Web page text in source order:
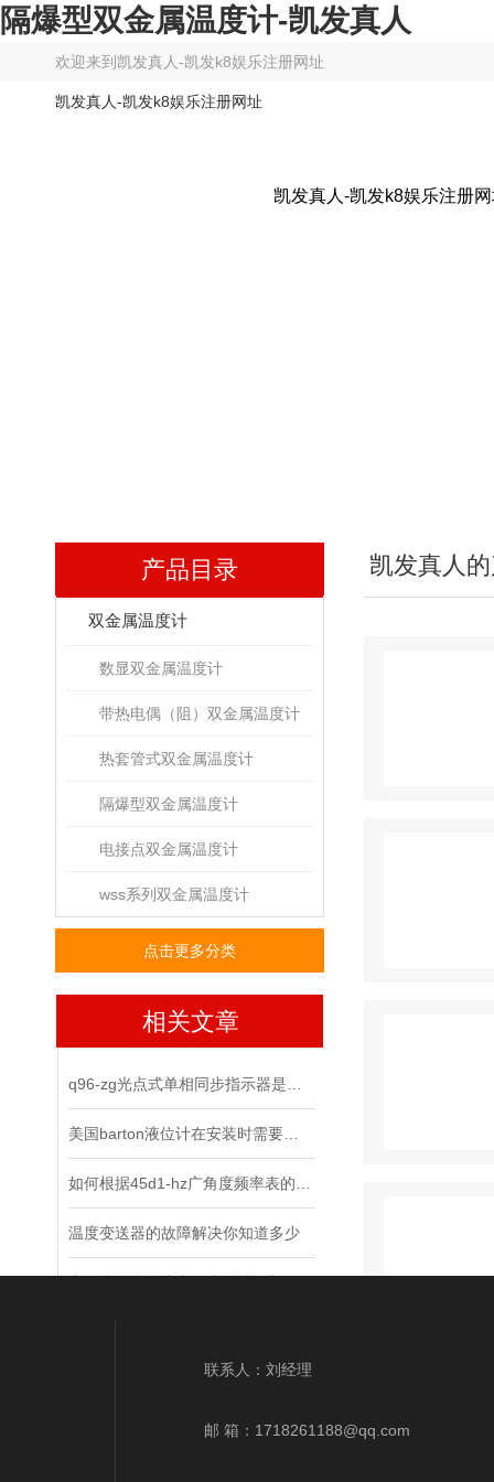
隔爆型双金属温度计-凯发真人
欢迎来到 凯发真人-凯发k8娱乐注册网址
凯发真人-凯发k8娱乐注册网址
凯发真人-凯发k8娱乐注册
产品目录
双金属温度计
数显双金属温度计
带热电偶（阻）双金属温度计
热套管式双金属温度计
隔爆型双金属温度计
电接点双金属温度计
wss系列双金属温度计
点击更多分类
相关文章
温度变送器的故障解决你知道多少
上海自动化仪表四厂隔膜压力表的三个标准特性
凯发真人
联系人：刘经理
邮 箱： 1718261188@qq.com